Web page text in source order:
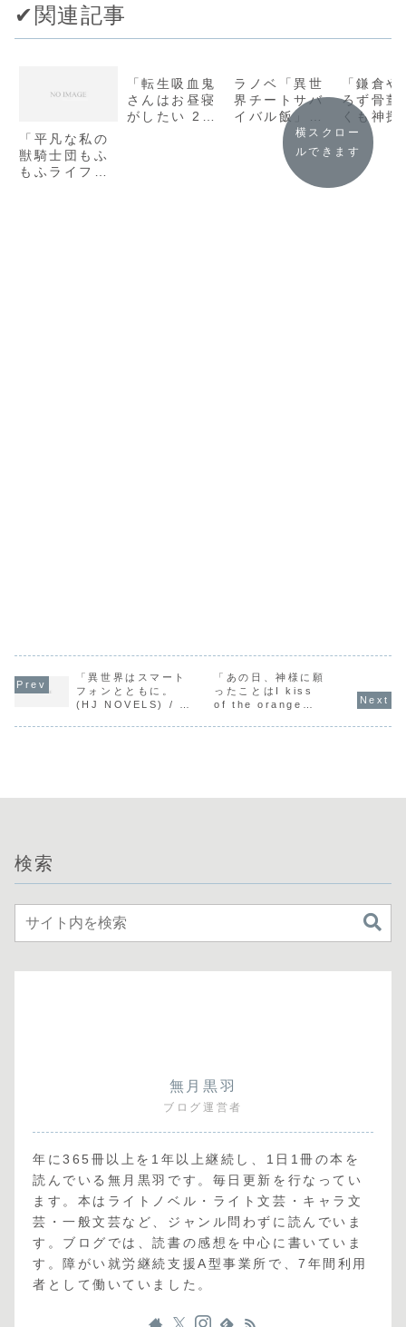
✔︎関連記事
「平凡な私の
獣騎士団もふ
もふライフ
「転生吸血鬼
さんはお昼寝
がしたい 2
ラノベ「異世
界チートサバ
イバル飯」シ
リーズをまと
めてみまし
「鎌倉
ろず骨董
くも神探
じめまし
葉文庫)
萩 せん
感想
横スクロー
ルできます
「異世界はスマート
フォンとともに。
(HJ NOVELS) / 冬
「あの日、神様に願
ったことはI kiss
of the orange
検索
無月黒羽
ブログ運営者
年に365冊以上を1年以上継続し、1日1冊の本を
読んでいる無月黒羽です。毎日更新を行なってい
ます。本はライトノベル・ライト文芸・キャラ文
芸・一般文芸など、ジャンル問わずに読んでいま
す。ブログでは、読書の感想を中心に書いていま
す。障がい就労継続支援A型事業所で、7年間利用
者として働いていました。